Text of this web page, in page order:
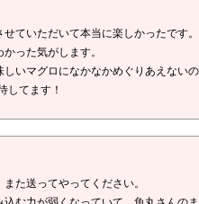
ていただいて本当に楽しかったです
った気がします。
いマグロになかなかめぐりあえない
してます！
た送ってやってください。